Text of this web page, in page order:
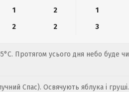
1 2 1
2 2 3
Протягом усього дня небо буде
Спас). Освячують яблука і груші.